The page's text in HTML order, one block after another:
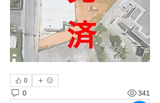
0
0 341